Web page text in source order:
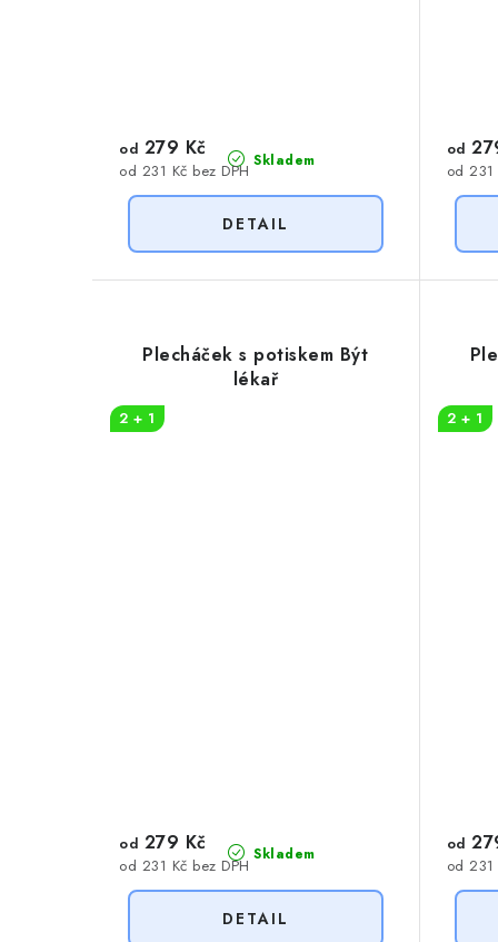
Skladem
od 231 Kč bez DPH
od 279 Kč
od 231
od
Plecháček s potiskem Být
lékař
2 + 1
Skladem
od 231 Kč bez DPH
od 279 Kč
2 + 1
od 231
od